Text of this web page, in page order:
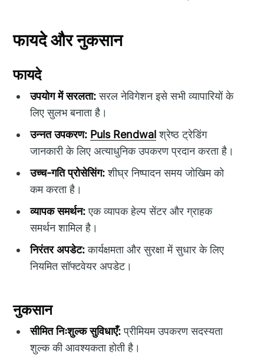
फायदे और नुकसान
फायदे
उपयोग में सरलता:सरल नेविगेशन इसे सभी व्यापारियों के
लिए सुलभ बनाता है।
उन्नत उपकरण: Puls Rendwalश्रेष्ठ ट्रेडिंग
जानकारी के लिए अत्याधुनिक उपकरण प्रदान करता है।
उच्च-गति प्रोसेसिंग:शीघ्र निष्पादन समय जोखिम को
कम करता है।
व्यापक समर्थन:एक व्यापक हेल्प सेंटर और ग्राहक
समर्थन शामिल है।
निरंतर अपडेट:कार्यक्षमता और सुरक्षा में सुधार के लिए
नियमित सॉफ्टवेयर अपडेट।
नुकसान
सीमित निःशुल्क सुविधाएँ:प्रीमियम उपकरण सदस्यता
शुल्क की आवश्यकता होती है।